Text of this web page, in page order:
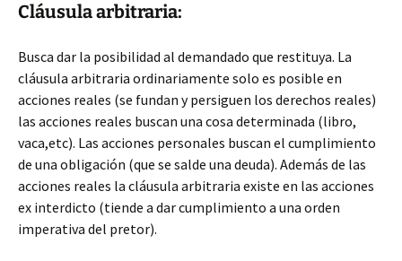
Cláusula arbitraria:
Busca dar la posibilidad al demandado que restituya. La
cláusula arbitraria ordinariamente solo es posible en
acciones reales (se fundan y persiguen los derechos reales)
las acciones reales buscan una cosa determinada (libro,
vaca,etc). Las acciones personales buscan el cumplimiento
de una obligación (que se salde una deuda). Además de las
acciones reales la cláusula arbitraria existe en las acciones
ex interdicto (tiende a dar cumplimiento a una orden
imperativa del pretor).